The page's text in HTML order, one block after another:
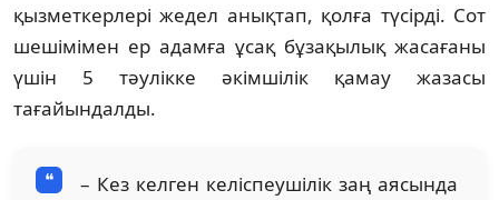
қызметкерлері жедел анықтап, қолға түсірді. Сот
шешімімен ер адамға ұсақ бұзақылық жасағаны
үшін 5 тәулікке әкімшілік қамау жазасы
тағайындалды.
– Кез келген келіспеушілік заң аясында